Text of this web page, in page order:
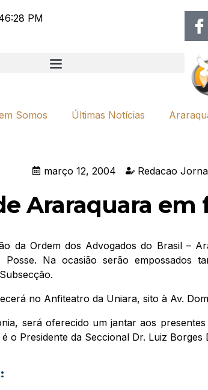
PM
Somos Últimas Notícias
março 12, 2004 Redacao
Araraquara em
da Ordem dos Advogados do Brasil –
Posse. Na ocasião serão empossados
no Anfiteatro da Uniara, sito à Av.
será oferecido um jantar aos
o Presidente da Seccional Dr. Luiz Borges